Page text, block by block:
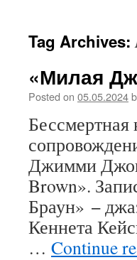
Tag Archives:
«Милая
Posted on 05.05.2024
Джимми
Brown».
Браун» −
Кеннета
… Continue